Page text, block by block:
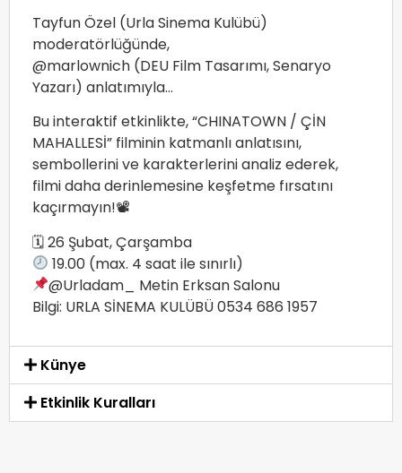
Tayfun Özel (Urla Sinema Kulübü)
moderatörlüğünde,
@marlownich (DEU Film Tasarımı, Senaryo
Yazarı) anlatımıyla…
Bu interaktif etkinlikte, “CHINATOWN / ÇİN
MAHALLESİ” filminin katmanlı anlatısını,
sembollerini ve karakterlerini analiz ederek,
filmi daha derinlemesine keşfetme fırsatını
kaçırmayın!📽
🗓 26 Şubat, Çarşamba
19.00 (max. 4 saat ile sınırlı)
@Urladam_ Metin Erksan Salonu
Bilgi: URLA SİNEMA KULÜBÜ 0534 686 1957
Künye
Etkinlik Kuralları